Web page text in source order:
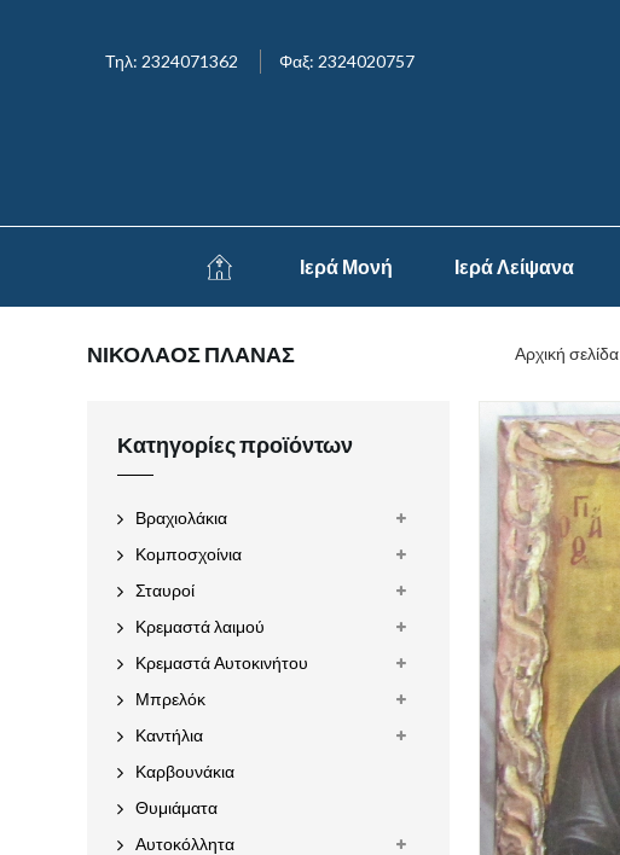
Τηλ: 2324071362 Φαξ: 2324020757
Ιερά Μονή Ιερά Λείψανα
ΝΙΚΟΛΑΟΣ ΠΛΑΝΑΣ Αρχική σελίδα
Κατηγορίες προϊόντων
Βραχιολάκια
Κομποσχοίνια
Σταυροί
Κρεμαστά λαιμού
Κρεμαστά Αυτοκινήτου
Μπρελόκ
Καντήλια
Καρβουνάκια
Θυμιάματα
Αυτοκόλλητα